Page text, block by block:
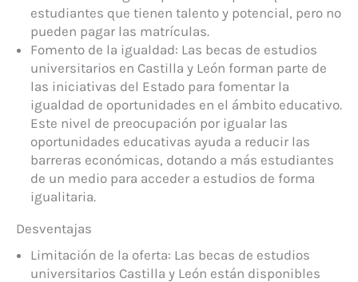
estudiantes que tienen talento y potencial, pero no
pueden pagar las matrículas.
Fomento de la igualdad: Las becas de estudios
universitarios en Castilla y León forman parte de
las iniciativas del Estado para fomentar la
igualdad de oportunidades en el ámbito educativo.
Este nivel de preocupación por igualar las
oportunidades educativas ayuda a reducir las
barreras económicas, dotando a más estudiantes
de un medio para acceder a estudios de forma
igualitaria.
Desventajas
Limitación de la oferta: Las becas de estudios
universitarios Castilla y León están disponibles